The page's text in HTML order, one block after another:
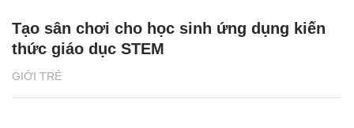
GIỚI TRẺ
Tạo sân chơi cho học sinh ứng dụng kiến
thức giáo dục STEM